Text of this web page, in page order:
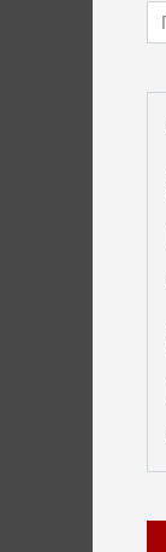
for: